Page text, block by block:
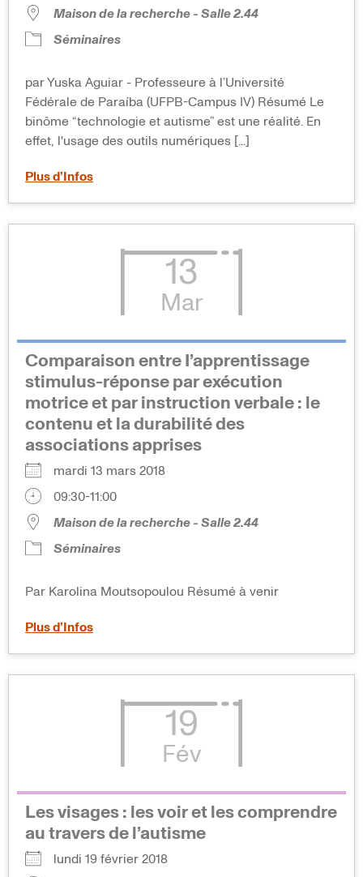
Maison de la recherche - Salle 2.44
Séminaires
par Yuska Aguiar - Professeure à l’Université
Fédérale de Paraíba (UFPB-Campus IV) Résumé Le
binôme “technologie et autisme” est une réalité. En
effet, l'usage des outils numériques [...]
Plus d’Infos
13
Mar
Comparaison entre I’apprentissage
stimulus-réponse par exécution
motrice et par instruction verbale : le
contenu et la durabilité des
associations apprises
mardi 13 mars 2018
09:30-11:00
Maison de la recherche - Salle 2.44
Séminaires
Par Karolina Moutsopoulou Résumé à venir
Plus d’Infos
19
Fév
Les visages : les voir et les comprendre
au travers de l’autisme
lundi 19 février 2018